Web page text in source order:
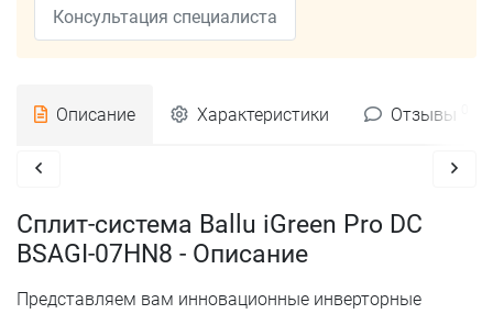
Консультация специалиста
Описание Характеристики Отзывы
Сплит-система Ballu iGreen Pro DC
BSAGI-07HN8 - Описание
Представляем вам инновационные инверторные